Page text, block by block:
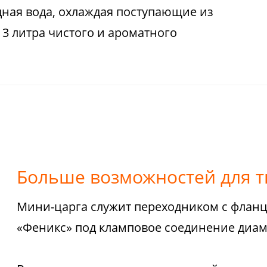
вода, охлаждая поступающие из
литра чистого и ароматного
Больше возможностей для
Мини-царга служит переходником с
«Феникс» под кламповое соединение